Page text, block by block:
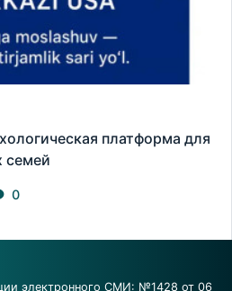
платформа для
семей
0
электронного СМИ: №1428 от 06